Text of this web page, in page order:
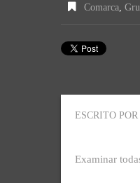
Comarca,
ESCRITO POR
Examinar